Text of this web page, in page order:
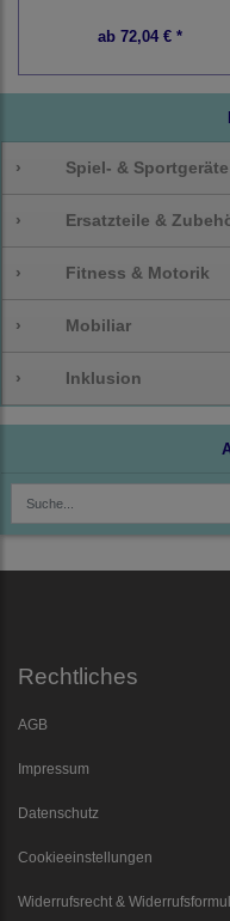
› Spiel- & Sportgeräte
› Ersatzteile &
› Fitness & Motorik
› Mobiliar
› Inklusion
ab72,04 € *
Rechtliches
AGB
Impressum
Datenschutz
Cookieeinstellungen
Widerrufsrecht &